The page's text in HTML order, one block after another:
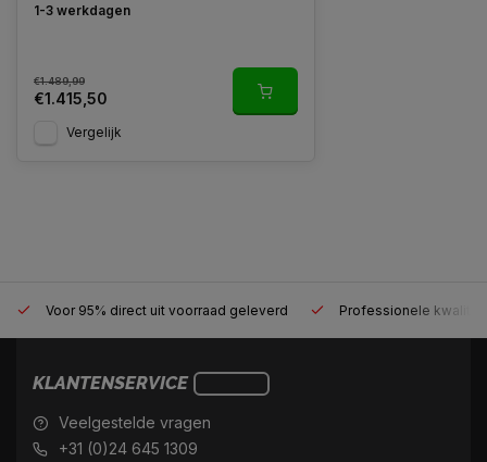
1-3 werkdagen
€1.489,99
€1.415,50
Vergelijk
Voor 95% direct uit voorraad geleverd Professionele
KLANTENSERVICE
Veelgestelde vragen
+31 (0)24 645 1309